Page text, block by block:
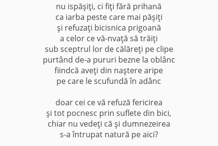
nu ispăşiţi, ci fiţi fără prihană
ca iarba peste care mai păşiţi
şi refuzaţi bicisnica prigoană
a celor ce vă-nvaţă să trăiţi
sub sceptrul lor de călăreţi pe clipe
purtând de-a pururi bezne la oblânc
fiindcă aveţi din naştere aripe
pe care le scufundă în adânc
doar cei ce vă refuză fericirea
şi tot pocnesc prin suflete din bici,
chiar nu vedeţi că şi dumnezeirea
s-a întrupat natură pe aici?